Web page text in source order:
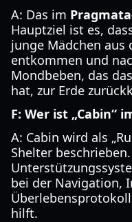
A: Das im
Hauptziel ist es,
junge Mädchen aus
entkommen und
Mondbeben, das
hat, zur Erde
F: Wer ist „Cabin“
A: Cabin wird als
Shelter
bei der Navigation,
hilft.